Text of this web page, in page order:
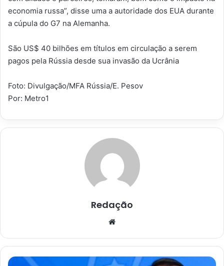
economia russa”, disse uma a autoridade dos EUA durante
a cúpula do G7 na Alemanha.
São US$ 40 bilhões em títulos em circulação a serem
pagos pela Rússia desde sua invasão da Ucrânia
Foto: Divulgação/MFA Rússia/E. Pesov
Por: Metro1
Redação
Bolsonaro